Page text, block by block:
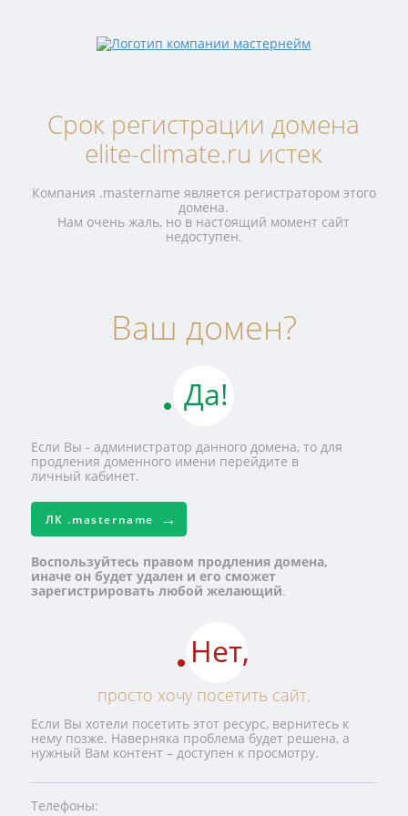
Срок регистрации домена
elite-climate.ru истек
Компания .mastername является регистратором этого
домена.
Нам очень жаль, но в настоящий момент сайт
недоступен.
Ваш домен?
Да!
Если Вы - администратор данного домена, то для
продления доменного имени перейдите в
личный кабинет.
ЛК .mastername
Воспользуйтесь правом продления домена,
иначе он будет удален и его сможет
зарегистрировать любой желающий.
Нет,
просто хочу посетить сайт.
Если Вы хотели посетить этот ресурс, вернитесь к
нему позже. Наверняка проблема будет решена, а
нужный Вам контент – доступен к просмотру.
Телефоны: